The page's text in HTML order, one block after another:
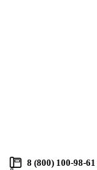
8 (800) 100-98-61